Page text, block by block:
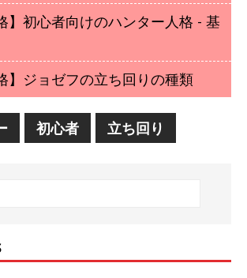
】初心者向けのハンター人格 - 基
】ジョゼフの立ち回りの種類
初心者 立ち回り